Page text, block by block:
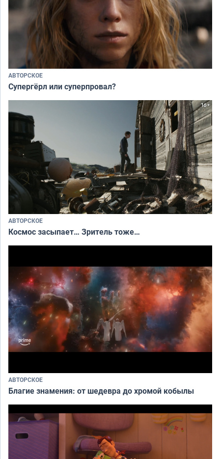
АВТОРСКОЕ
Супергёрл или суперпровал?
АВТОРСКОЕ
Космос засыпает… Зритель тоже…
АВТОРСКОЕ
Благие знамения: от шедевра до хромой кобылы